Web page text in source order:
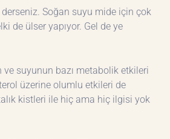
derseniz. Soğan suyu mide için çok
de ülser yapıyor. Gel de ye
suyunun bazı metabolik etkileri
üzerine olumlu etkileri de
kistleri ile hiç ama hiç ilgisi yok